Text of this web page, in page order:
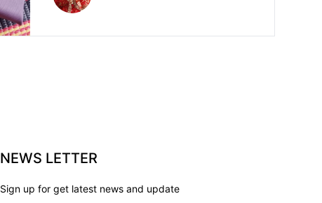
NEWS LETTER
Sign up for get latest news and update